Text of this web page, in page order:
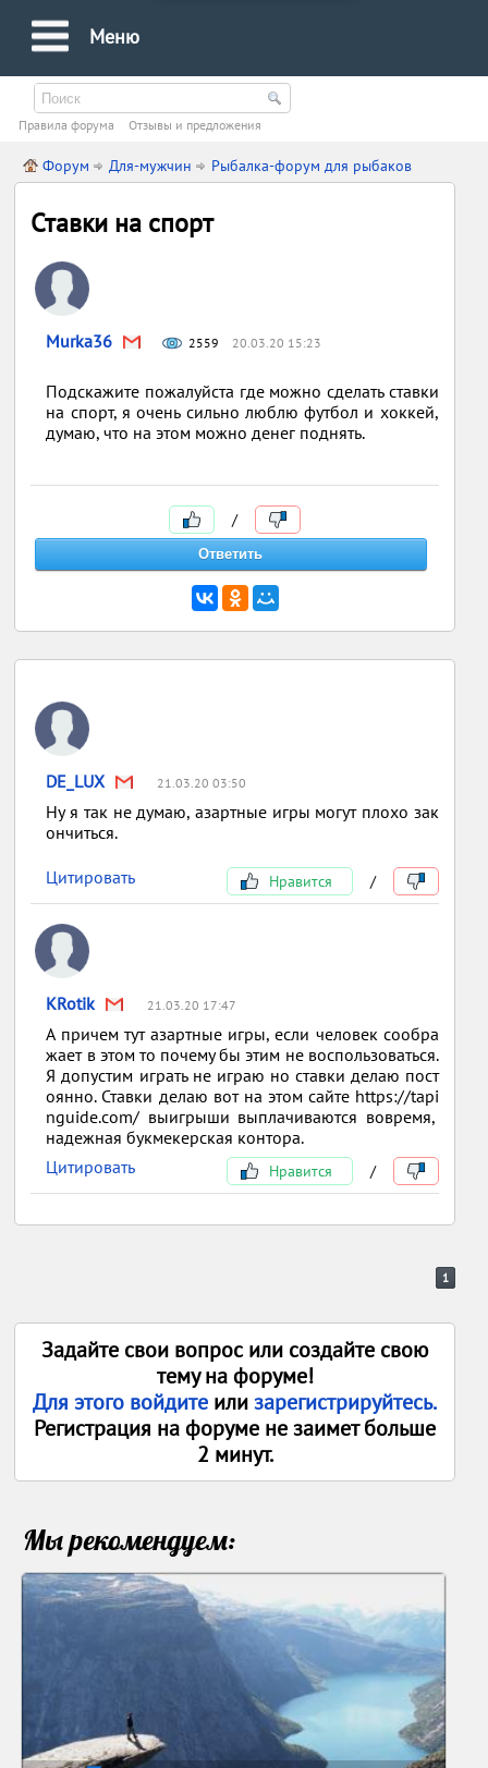
Меню
Правила форума Oтзывы и предложения
Форум Для-мужчин Рыбалка-форум для рыбаков
Ставки на спорт
Murka36 2559 20.03.20 15:23
Подскажите пожалуйста где можно сделать ставки
на спорт, я очень сильно люблю футбол и хоккей,
думаю, что на этом можно денег поднять.
/
DE_LUX 21.03.20 03:50
Ну я так не думаю, азартные игры могут плохо зак
ончиться.
Цитировать Нравится /
KRotik 21.03.20 17:47
А причем тут азартные игры, если человек сообра
жает в этом то почему бы этим не воспользоваться.
Я допустим играть не играю но ставки делаю пост
оянно. Ставки делаю вот на этом сайте https://tapi
nguide.com/ выигрыши выплачиваются вовремя,
надежная букмекерская контора.
Цитировать
Нравится /
1
Задайте свои вопрос или создайте свою
тему на форуме!
Для этого войдите илизарегистрируйтесь.
Регистрация на форуме не заимет больше
2 минут.
Мы рекомендуем: